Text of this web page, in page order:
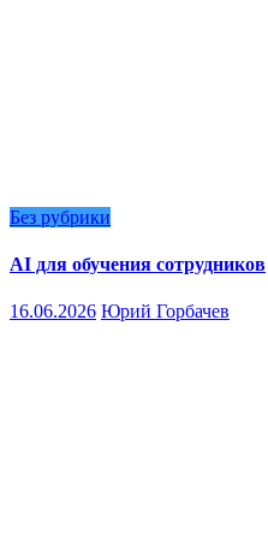
Без рубрики
AI для обучения сотрудников
16.06.2026 Юрий Горбачев